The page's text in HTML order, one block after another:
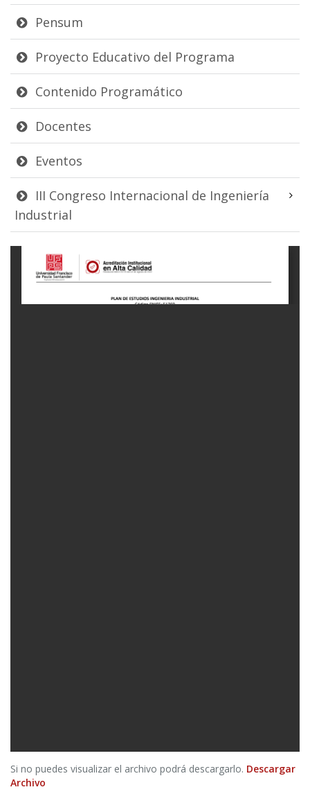
Pensum
Proyecto Educativo del Programa
Contenido Programático
Docentes
Eventos
III Congreso Internacional de Ingeniería
Industrial
Si no puedes visualizar el archivo podrá descargarlo. Descargar
Archivo